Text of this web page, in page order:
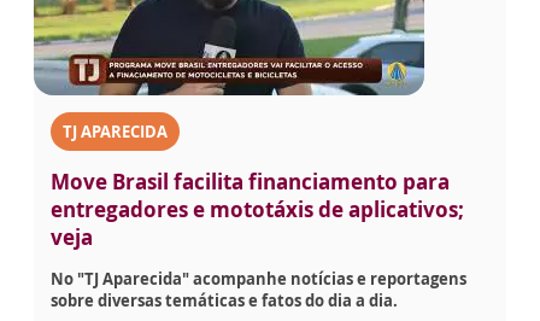
TJ APARECIDA
Move Brasil facilita financiamento para
entregadores e mototáxis de aplicativos;
veja
No "TJ Aparecida" acompanhe notícias e reportagens
sobre diversas temáticas e fatos do dia a dia.